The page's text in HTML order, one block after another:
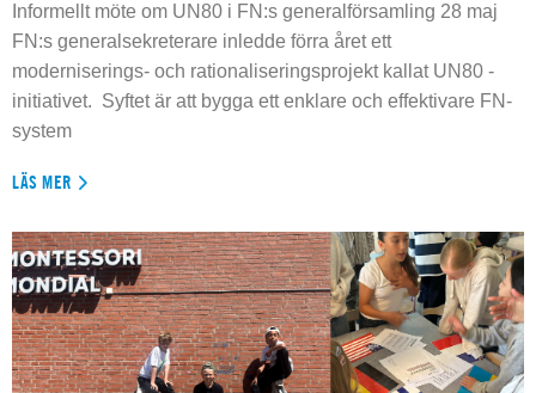
Informellt möte om UN80 i FN:s generalförsamling 28 maj
FN:s generalsekreterare inledde förra året ett
moderniserings- och rationaliseringsprojekt kallat UN80 -
initiativet. Syftet är att bygga ett enklare och effektivare FN-
system
LÄS MER